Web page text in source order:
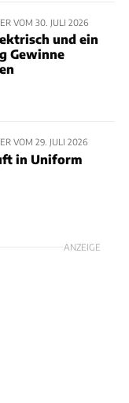
VOM 30. JULI 2026
und ein
Gewinne
VOM 29. JULI 2026
in Uniform
ANZEIGE